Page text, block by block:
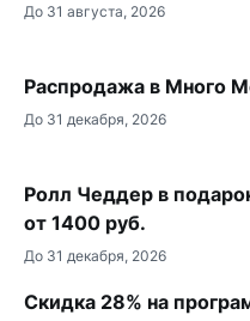
До 31 августа, 2026
Распродажа в Много
До 31 декабря, 2026
Ролл Чеддер в
от 1400 руб.
До 31 декабря, 2026
Скидка 28% на